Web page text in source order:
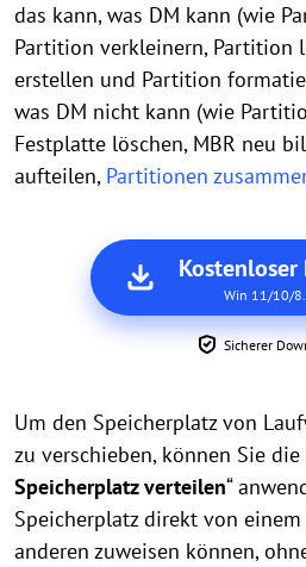
das kann, was DM kann (wie
Partition verkleinern, Partition
erstellen und Partition
was DM nicht kann (wie
Festplatte löschen, MBR neu
aufteilen, Partitionen
Win 11/10/
Sicherer
Um den Speicherplatz von
zu verschieben, können Sie die
Speicherplatz verteilen“
Speicherplatz direkt von
anderen zuweisen können,